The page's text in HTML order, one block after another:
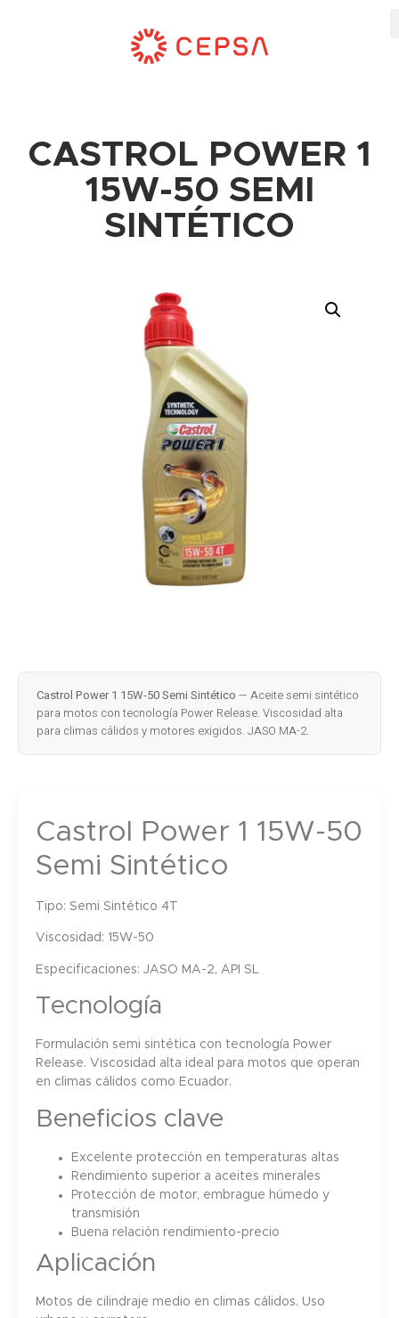
CASTROL POWER 1
15W-50 SEMI
SINTÉTICO
Castrol Power 1 15W-50 Semi Sintético — Aceite semi sintético
para motos con tecnología Power Release. Viscosidad alta
para climas cálidos y motores exigidos. JASO MA-2.
Castrol Power 1 15W-50
Semi Sintético
Tipo: Semi Sintético 4T
Viscosidad: 15W-50
Especificaciones: JASO MA-2, API SL
Tecnología
Formulación semi sintética con tecnología Power
Release. Viscosidad alta ideal para motos que operan
en climas cálidos como Ecuador.
Beneficios clave
Excelente protección en temperaturas altas
Rendimiento superior a aceites minerales
Protección de motor, embrague húmedo y
transmisión
Buena relación rendimiento-precio
Aplicación
Motos de cilindraje medio en climas cálidos. Uso